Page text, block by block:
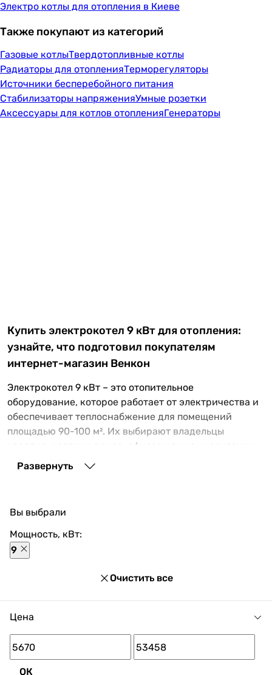
Электро котлы для отопления в Киеве
Также покупают из категорий
Газовые котлыТвердотопливные котлы
Радиаторы для отопленияТерморегуляторы
Источники бесперебойного питания
Стабилизаторы напряженияУмные розетки
Аксессуары для котлов отопленияГенераторы
Купить электрокотел 9 кВт для отопления:
узнайте, что подготовил покупателям
интернет-магазин Венкон
Электрокотел 9 кВт – это отопительное
оборудование, которое работает от электричества и
обеспечивает теплоснабжение для помещений
площадью 90-100 м². Их выбирают владельцы
квартир, частных домов, офисов или коммерческих
зданий, чтобы организовать экологичное отопление
без шума и дыма. Это удобное решение, если ваш
Венкон
В каталоге Vencon представлен широкий выбор
электрокотлов на 9 кВт, среди которых вы найдете:
двухконтурные – для отопления и нагрева воды.
Warmly Group, Dnipro, Bosch и других брендов. Всего
у нас представлено производителей – 37 шт. Онлайн-
Развернуть
Вы выбрали
Мощность, кВт:
9
Очистить все
Цена
ОК